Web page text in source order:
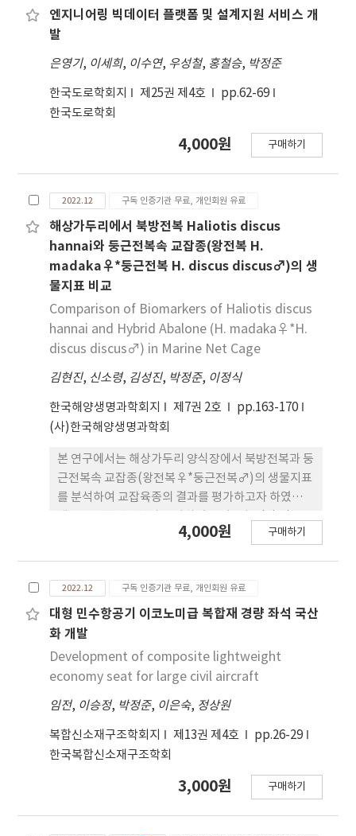
은 토마토 식물이 50 cm 높이의 레일 위에 위치한 배
지를 이용해 재배되고 있어 배지로부터 130 cm 이상
(지상에서 120 cm~150 cm)를 중단, 50 cm 이하(지
상에서 100 cm 이하)를 하단으로 나누어 각 위치별
토마토 7엽의 잎 뒷면에서 관찰된 담배가루이 노숙 유
동성이 거의 없어 알에서 우화한 뒤 고착화하여 용과
를 이용하여 도출된 TPL의 회귀계수를 통해 분석하
였고, TPL 계수의 차이는 공분산분석(ANCOVA)하
여 차이 가 없어 자료를 통합(pooling)하여 계산된
새로운 TPL 계수를 이용하여 표본추출정지선과 방제
의사결정법을 개발하였다. 개발된 표본추출법의 적합
료를 이용하여 Resampling Validation for
Sampling Plan (RVSP) 프로그램으로 평가하였다.
엔지니어링 빅데이터 플랫폼 및 설계지원 서비스 개
발
은영기, 이세희, 이수연, 우성철, 홍철승, 박정준
한국도로학회지 제25권 제4호
pp.62-69
한국도로학회
4,000원 구매하기
2022.12 구독 인증기관 무료, 개인회원 유료
해상가두리에서 북방전복 Haliotis discus
hannai와 둥근전복속 교잡종(왕전복 H.
madaka♀*둥근전복 H. discus discus♂)의 생
물지표 비교
Comparison of Biomarkers of Haliotis discus
hannai and Hybrid Abalone (H. madaka♀*H.
discus discus♂) in Marine Net Cage
김현진, 신소령, 김성진, 박정준, 이정식
한국해양생명과학회지 제7권 2호
pp.163-170
(사)한국해양생명과학회
본 연구에서는 해상가두리 양식장에서 북방전복과 둥
근전복속 교잡종(왕전복♀*둥근전복♂)의 생물지표
를 분석하여 교잡육종의 결과를 평가하고자 하였다.
교잡종에서 약 10% 빠른 것으로 분석되었다. 패각의
았다. 생화학 적 조성에서는 조단백질의 경우 교잡종
에서 약 3.1% 높았으며, 이를 제외한 나머지에서 유
사 한 값을 나타냈다. 소화, 흡수 및 해독기능을 수행
하는 간췌장의 조직학적 평가에서는 교잡종 에서 좋
은 결과를 보였다. 이러한 결과로 보아 둥근전복속 교
잡종은 추후 양식 환경에 접목 하였을 때 높은 양식 생
산력을 가질 것으로 판단된다.
4,000원 구매하기
2022.12 구독 인증기관 무료, 개인회원 유료
대형 민수항공기 이코노미급 복합재 경량 좌석 국산
화 개발
Development of composite lightweight
economy seat for large civil aircraft
임전, 이승정, 박정준, 이은숙, 정상원
복합신소재구조학회지 제13권 제4호
pp.26-29
한국복합신소재구조학회
3,000원 구매하기